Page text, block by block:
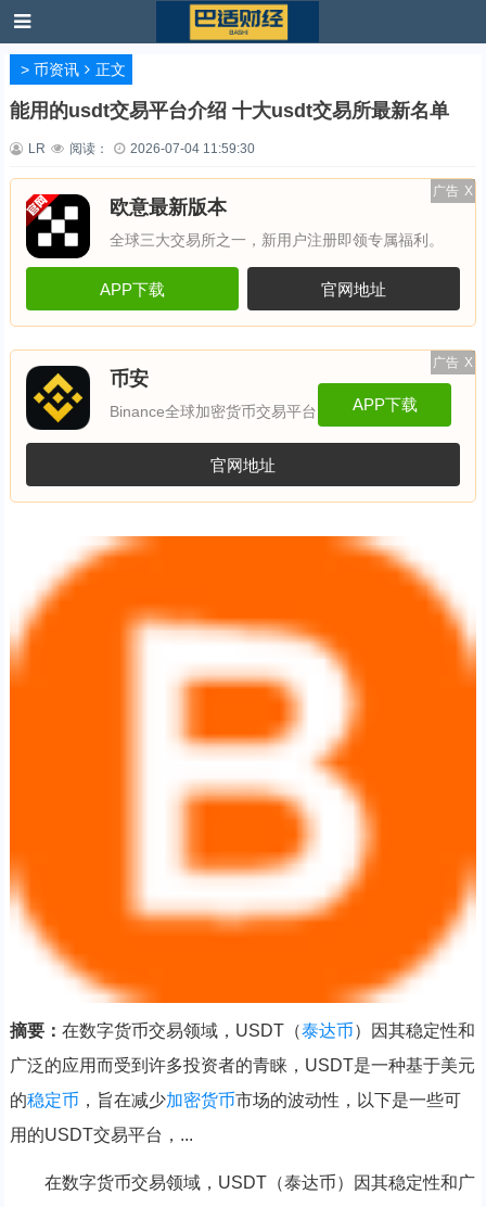
> 币资讯 正文
能用的usdt交易平台介绍 十大usdt交易所最新名单
LR 阅读： 2026-07-04 11:59:30
广告 X
欧意最新版本
全球三大交易所之一，新用户注册即领专属福利。
APP下载 官网地址
广告 X
币安
Binance全球加密货币交易平台 APP下载
官网地址
摘要： 在数字货币交易领域，USDT（泰达币）因其稳定性和
广泛的应用而受到许多投资者的青睐，USDT是一种基于美元
的稳定币 ，旨在减少加密货币市场的波动性，以下是一些可
用的USDT交易平台，...
在数字货币交易领域，USDT（泰达币）因其稳定性和广